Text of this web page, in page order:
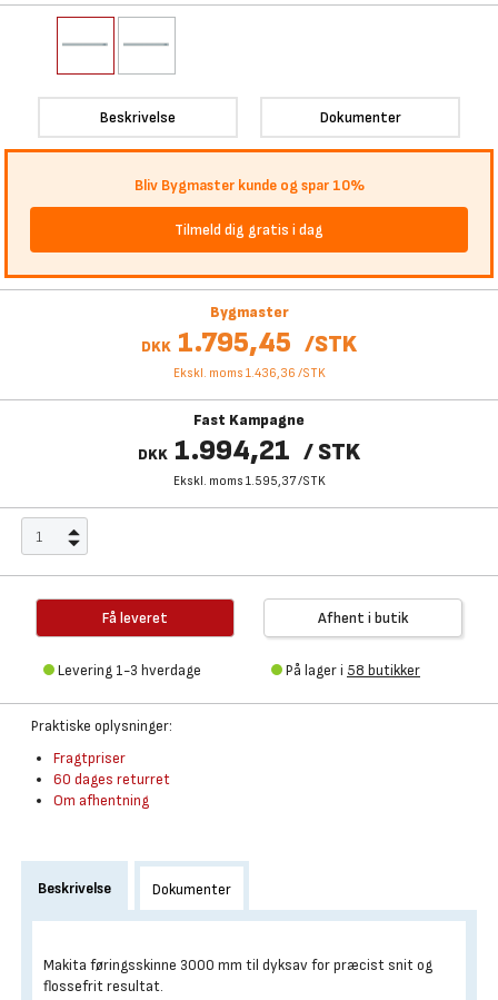
Beskrivelse Dokumenter
Bliv Bygmaster kunde og spar 10%
Tilmeld dig gratis i dag
Bygmaster
DKK 1.795,45 /STK
Ekskl. moms 1.436,36 /STK
Fast Kampagne
DKK 1.994,21 /STK
Ekskl. moms 1.595,37/STK
Få leveret
Levering 1-3 hverdage
Afhent i butik
På lager i 58 butikker
Praktiske oplysninger:
Fragtpriser
60 dages returret
Om afhentning
Beskrivelse Dokumenter
Makita føringsskinne 3000 mm til dyksav for præcist snit og
flossefrit resultat.